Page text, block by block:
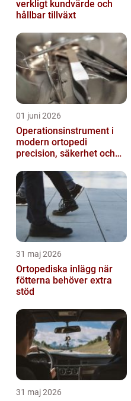
verkligt kundvärde och
hållbar tillväxt
01 juni 2026
Operationsinstrument i
modern ortopedi
precision, säkerhet och
31 maj 2026
Ortopediska inlägg när
fötterna behöver extra
stöd
31 maj 2026